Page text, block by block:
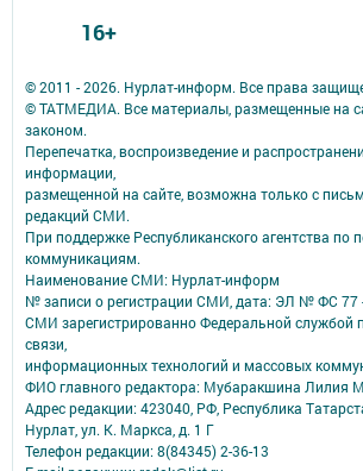
© 2011 - 2026. Нурлат-⁠информ. Все права
© ТАТМЕДИА. Все материалы, размещенные на
законом.
Перепечатка, воспроизведение и
информации,
размещенной на сайте, возможна только с
редакций СМИ.
При поддержке Республиканского агентства по
коммуникациям.
Наименование СМИ: Нурлат-⁠информ
№ записи о регистрации СМИ, дата: ЭЛ № ФС 77
СМИ зарегистрированно Федеральной службой
связи,
информационных технологий и массовых
ФИО главного редактора: Мубаракшина Лилия
Адрес редакции: 423040, РФ, Республика
Нурлат, ул. К. Маркса, д. 1 Г
Телефон редакции: 8(84345) 2-36-13
16+